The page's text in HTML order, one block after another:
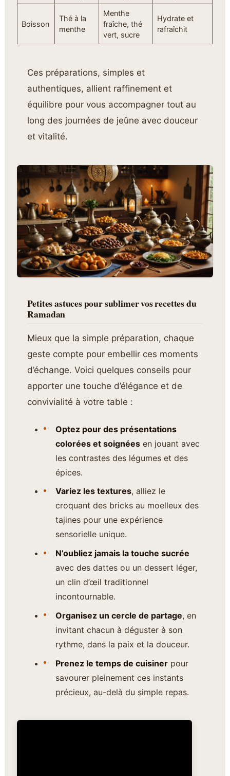
Boisson
Thé à la
menthe
Menthe
fraîche, thé
vert, sucre
Hydrate et
rafraîchit
Ces préparations, simples et
authentiques, allient raffinement et
équilibre pour vous accompagner tout au
long des journées de jeûne avec douceur
et vitalité.
Petites astuces pour sublimer vos recettes du
Ramadan
Mieux que la simple préparation, chaque
geste compte pour embellir ces moments
d’échange. Voici quelques conseils pour
apporter une touche d’élégance et de
convivialité à votre table :
Optez pour des présentations
colorées et soignéesen jouant avec
les contrastes des légumes et des
épices.
Variez les textures, alliez le
croquant des bricks au moelleux des
tajines pour une expérience
sensorielle unique.
N’oubliez jamais la touche sucrée
avec des dattes ou un dessert léger,
un clin d’œil traditionnel
incontournable.
Organisez un cercle de partage, en
invitant chacun à déguster à son
rythme, dans la paix et la douceur.
Prenez le temps de cuisinerpour
savourer pleinement ces instants
précieux, au-delà du simple repas.